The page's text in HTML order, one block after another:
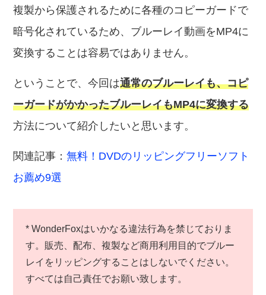
複製から保護されるために各種のコピーガードで
暗号化されているため、ブルーレイ動画をMP4に
変換することは容易ではありません。
ということで、今回は通常のブルーレイも、コピ
ーガードがかかったブルーレイもMP4に変換する
方法について紹介したいと思います。
関連記事：無料！DVDのリッピングフリーソフト
お薦め9選
* WonderFoxはいかなる違法行為を禁じておりま
す。販売、配布、複製など商用利用目的でブルー
レイをリッピングすることはしないでください。
すべては自己責任でお願い致します。